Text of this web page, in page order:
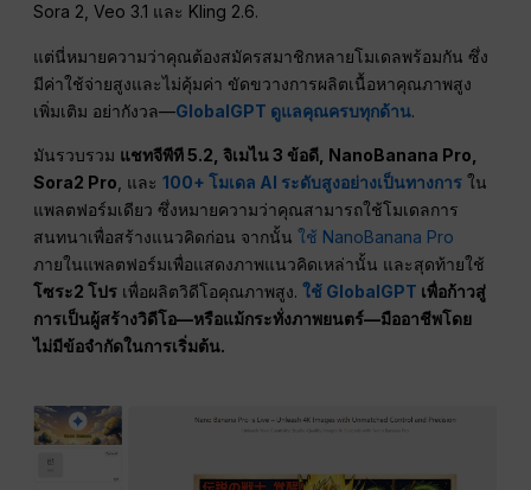
Sora 2, Veo 3.1 และ Kling 2.6.
แต่นี่หมายความว่าคุณต้องสมัครสมาชิกหลายโมเดลพร้อมกัน ซึ่ง
มีค่าใช้จ่ายสูงและไม่คุ้มค่า ขัดขวางการผลิตเนื้อหาคุณภาพสูง
เพิ่มเติม อย่ากังวล—GlobalGPT ดูแลคุณครบทุกด้าน.
มันรวบรวม แชทจีพีที5.2, จิเมไน 3 ข้อดี , NanoBanana Pro,
Sora2 Pro , และ100+ โมเดล AI ระดับสูงอย่างเป็นทางการ ใน
แพลตฟอร์มเดียว ซึ่งหมายความว่าคุณสามารถใช้โมเดลการ
สนทนาเพื่อสร้างแนวคิดก่อน จากนั้นใช้ NanoBanana Pro
ภายในแพลตฟอร์มเพื่อแสดงภาพแนวคิดเหล่านั้น และสุดท้ายใช้
โซระ2 โปร เพื่อผลิตวิดีโอคุณภาพสูง.ใช้ GlobalGPT เพื่อก้าวสู่
การเป็นผู้สร้างวิดีโอ—หรือแม้กระทั่งภาพยนตร์—มืออาชีพโดย
ไม่มีข้อจำกัดในการเริ่มต้น.